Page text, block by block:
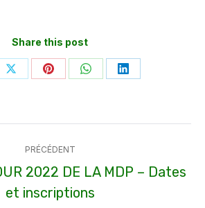
Share this post
PartagerPartagerPartagerPartager
PRÉCÉDENT
Article
précédent
2022 DE LA MDP – Dates
et inscriptions